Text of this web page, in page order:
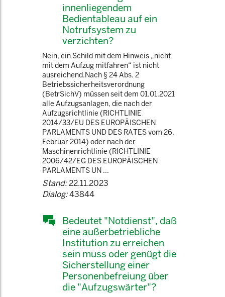
innenliegendem
Bedientableau auf ein
Notrufsystem zu
verzichten?
Nein, ein Schild mit dem Hinweis „nicht
mit dem Aufzug mitfahren“ ist nicht
ausreichend.Nach § 24 Abs. 2
Betriebssicherheitsverordnung
(BetrSichV) müssen seit dem 01.01.2021
alle Aufzugsanlagen, die nach der
Aufzugsrichtlinie (RICHTLINIE
2014/33/EU DES EUROPÄISCHEN
PARLAMENTS UND DES RATES vom 26.
Februar 2014) oder nach der
Maschinenrichtlinie (RICHTLINIE
2006/42/EG DES EUROPÄISCHEN
PARLAMENTS UN ...
Stand:22.11.2023
Dialog:43844
Bedeutet "Notdienst", daß
eine außerbetriebliche
Institution zu erreichen
sein muss oder genügt die
Sicherstellung einer
Personenbefreiung über
die "Aufzugswärter"?